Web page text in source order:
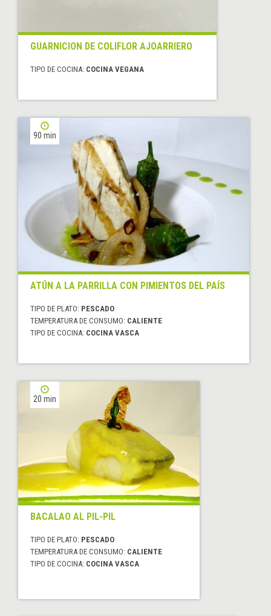
GUARNICION DE COLIFLOR AJOARRIERO
TIPO DE COCINA: COCINA VEGANA
90 min
ATÚN A LA PARRILLA CON PIMIENTOS DEL PAÍS
TIPO DE PLATO: PESCADO
TEMPERATURA DE CONSUMO: CALIENTE
TIPO DE COCINA: COCINA VASCA
20 min
BACALAO AL PIL-PIL
TIPO DE PLATO: PESCADO
TEMPERATURA DE CONSUMO: CALIENTE
TIPO DE COCINA: COCINA VASCA